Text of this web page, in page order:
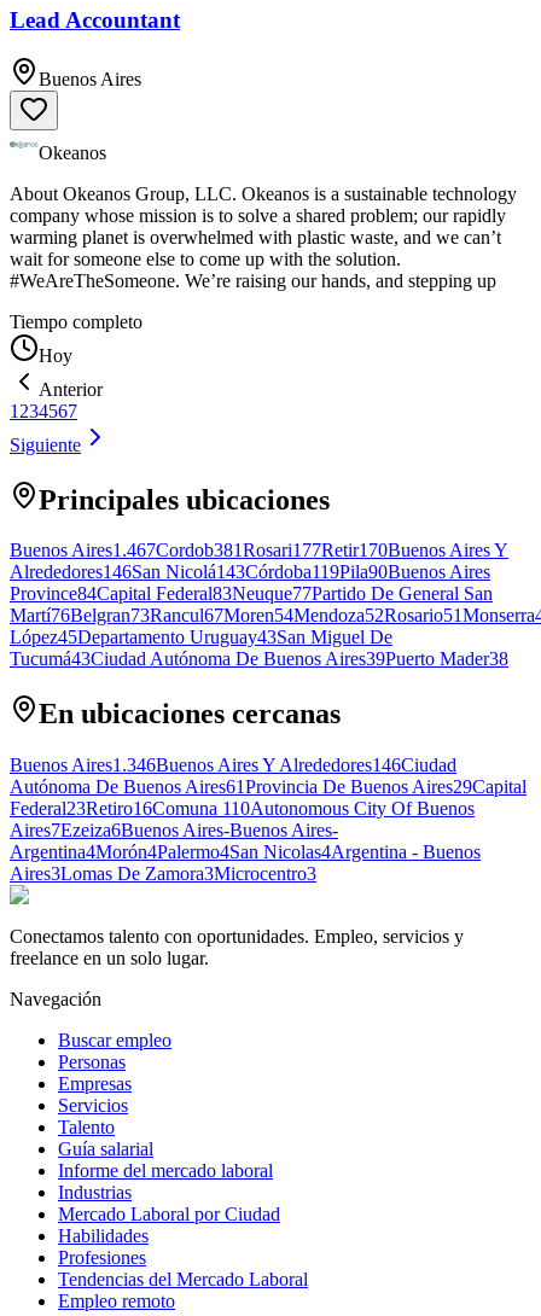
Lead Accountant
Buenos Aires
Okeanos
About Okeanos Group, LLC. Okeanos is a sustainable technology
company whose mission is to solve a shared problem; our rapidly
warming planet is overwhelmed with plastic waste, and we can’t
wait for someone else to come up with the solution.
#WeAreTheSomeone. We’re raising our hands, and stepping up
Tiempo completo
Hoy
Anterior
1 234567
Siguiente
Principales ubicaciones
Buenos Aires1.467Cordob381Rosari177Retir170Buenos Aires Y
Alrededores146San Nicolá143Córdoba119Pila90Buenos Aires
Province84Capital Federal83Neuque77Partido De General San
Martí76Belgran73Rancul67Moren54Mendoza52Rosario51Monserra
López45Departamento Uruguay43San Miguel De
Tucumá43Ciudad Autónoma De Buenos Aires39Puerto Mader38
En ubicaciones cercanas
Buenos Aires1.346Buenos Aires Y Alrededores146Ciudad
Autónoma De Buenos Aires61Provincia De Buenos Aires29Capital
Federal23Retiro16Comuna 110Autonomous City Of Buenos
Aires7Ezeiza6Buenos Aires-Buenos Aires-
Argentina4Morón4Palermo4San Nicolas4Argentina - Buenos
Aires3Lomas De Zamora3Microcentro3
Conectamos talento con oportunidades. Empleo, servicios y
freelance en un solo lugar.
Navegación
Buscar empleo
Personas
Empresas
Servicios
Talento
Guía salarial
Informe del mercado laboral
Industrias
Mercado Laboral por Ciudad
Habilidades
Profesiones
Tendencias del Mercado Laboral
Empleo remoto